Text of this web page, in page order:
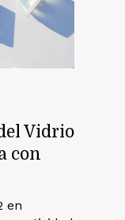
Vidrio
con
en